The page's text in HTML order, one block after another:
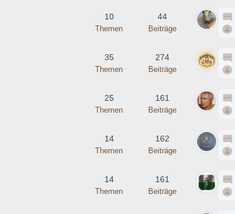
10
Themen
44
Beiträge
35
Themen
274
Beiträge
25
Themen
161
Beiträge
14
Themen
162
Beiträge
14
Themen
161
Beiträge